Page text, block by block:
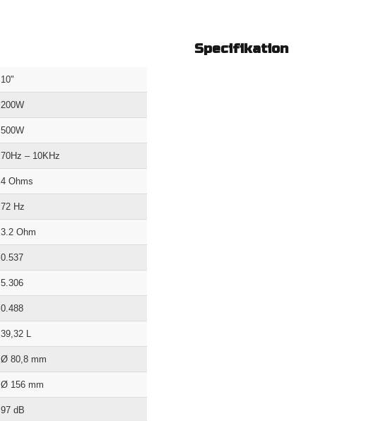
10"
200W
500W
70Hz – 10KHz
4 Ohms
72 Hz
3.2 Ohm
0.537
5.306
0.488
39,32 L
Ø 80,8 mm
Ø 156 mm
97 dB
Specifikation